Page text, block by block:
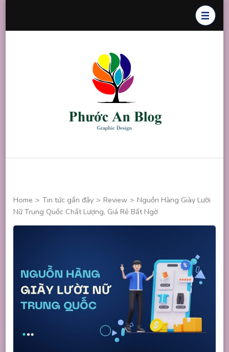
Home > Tin tức gần đây > Review > Nguồn Hàng Giày Lười
Nữ Trung Quốc Chất Lượng, Giá Rẻ Bất Ngờ